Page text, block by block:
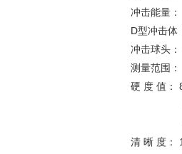
冲击能量：
D型冲击体
冲击球头
测量范围：
硬 度 值：
38-102
274-
清 晰 度：